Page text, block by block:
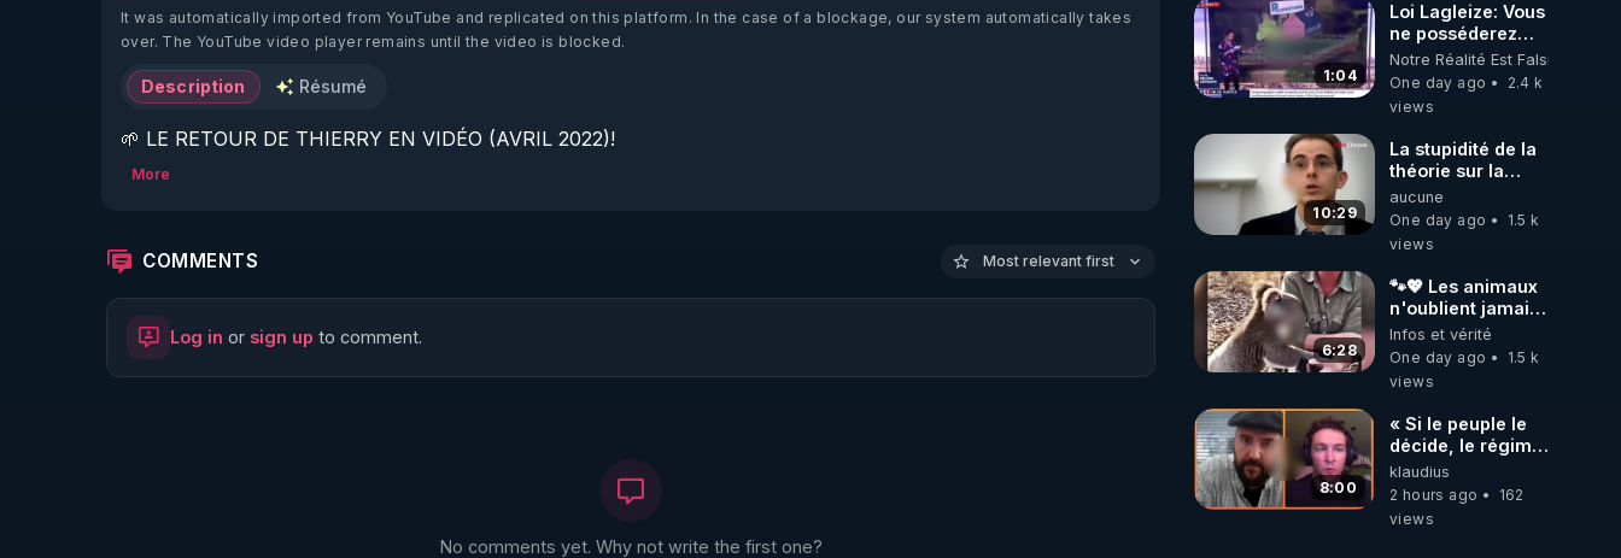
It was automatically imported from YouTube and replicated on this platform. In the case of a blockage, our system automatically takes
over. The YouTube video player remains until the video is blocked.
Description Résumé
🌱 LE RETOUR DE THIERRY EN VIDÉO (AVRIL 2022)!
🌱 LE MAGAZINE RÉGÉNÈRE
http://rgnr.li/ymag
More
COMMENTS Most relevant first
Log in or sign up to comment.
No comments yet. Why not write the first one?
1:04
Loi Lagleize: Vous
ne posséderez
plus rien et vous
serez heureux !
Notre Réalité Est Falsifiée Et
One day ago
2.4 k
views
10:29
La stupidité de la
théorie sur la
responsabilité de
l’homme
concernant le
carbone.
aucune
One day ago
1.5 k
views
6:28
🐾💖 Les animaux
n'oublient jamais
ceux qu'ils
aiment… 🥹❤️
Infos et vérité
One day ago
1.5 k
views
8:00
« Si le peuple le
décide, le régime
peut tomber
demain ! »
klaudius
2 hours ago
162
views